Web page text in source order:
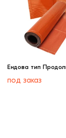
Ендова тип
под заказ